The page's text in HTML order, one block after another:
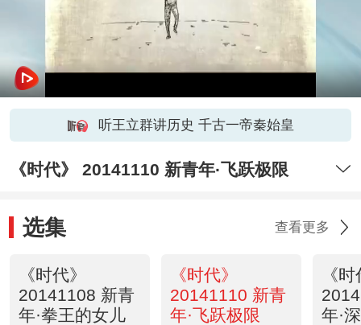
听王立群讲历史 千古一帝秦始皇
《时代》 20141110 新青年·飞跃极限
选集 查看更多
《时代》
20141108 新青
年·拳王的女儿
《时代》
20141110 新青
年·飞跃极限
《
年·